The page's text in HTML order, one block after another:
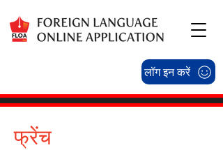
लॉग इन करें
फ्रेंच